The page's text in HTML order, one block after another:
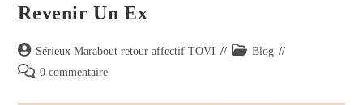
Revenir Un Ex
Sérieux Marabout retour affectif TOVI
Blog
0 commentaire